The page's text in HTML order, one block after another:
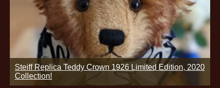
Steiff Replica Teddy Crown 1926 Limited Edition, 2020
Collection!